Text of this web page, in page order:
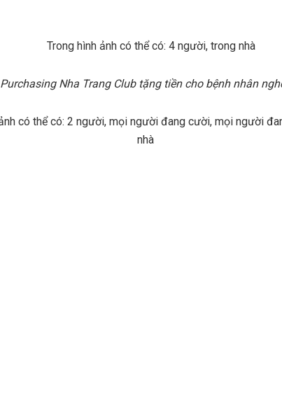
Purchasing Nha Trang Club tặng tiền cho bệnh nhân